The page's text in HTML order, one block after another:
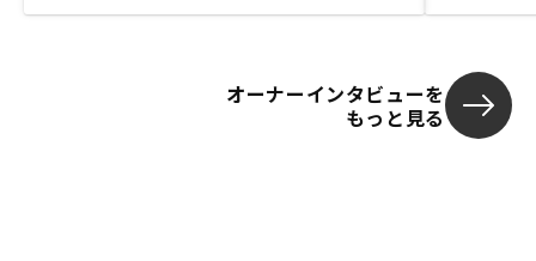
オーナーインタビューを
もっと見る